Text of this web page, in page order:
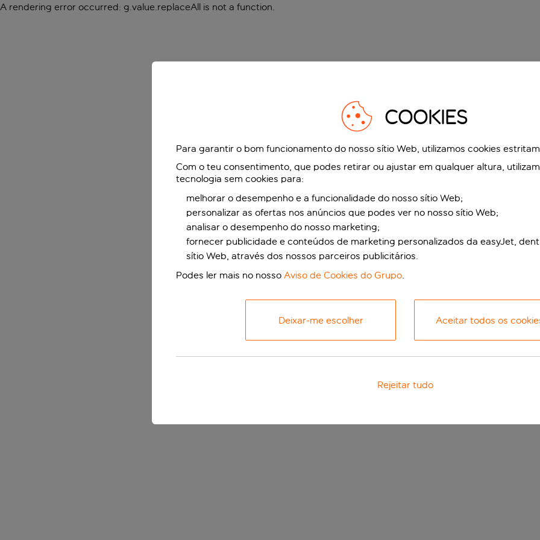
A rendering error occurred: g.value.replaceAll is not a function.
COOKIES
Para garantir o bom funcionamento do nosso sítio Web, utilizamos cookies
Com o teu consentimento, que podes retirar ou ajustar em qualquer altura,
tecnologia sem cookies para:
melhorar o desempenho e a funcionalidade do nosso sítio Web;
personalizar as ofertas nos anúncios que podes ver no nosso sítio Web;
analisar o desempenho do nosso marketing;
fornecer publicidade e conteúdos de marketing personalizados da easyJet,
sítio Web, através dos nossos parceiros publicitários.
Podes ler mais no nosso Aviso de Cookies do Grupo.
Deixar-me escolher Aceitar todos os
Rejeitar tudo